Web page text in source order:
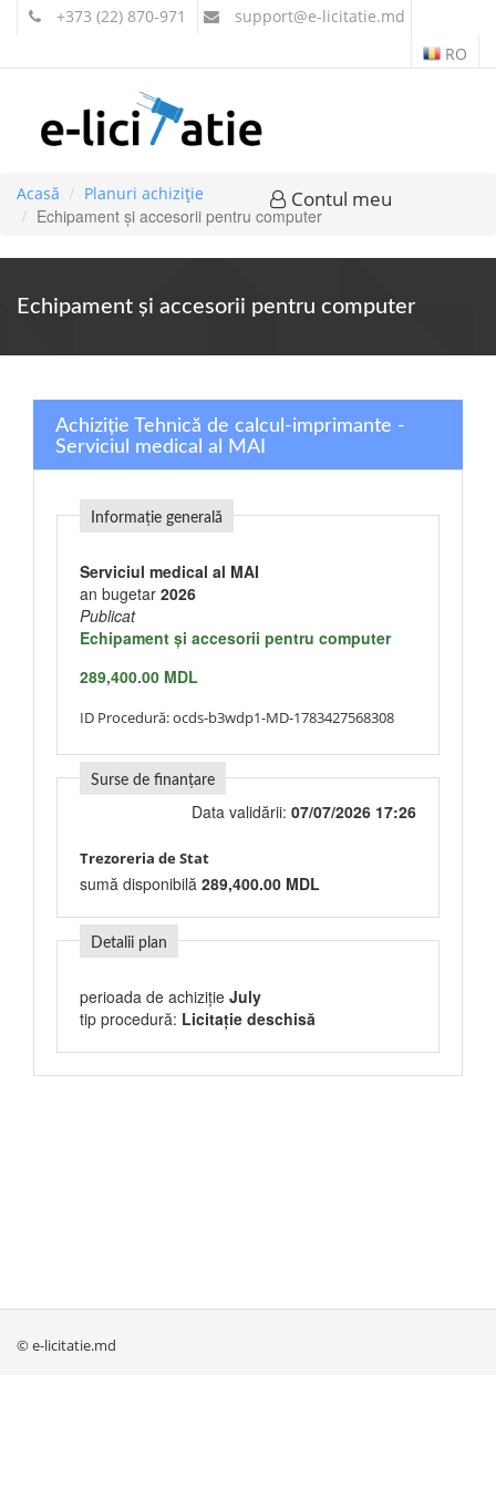
+373 (22) 870-971 support@e-licitatie.md
RO
Contul meu
Acasă Planuri achiziție
Echipament şi accesorii pentru computer
Echipament şi accesorii pentru computer
Achiziție Tehnică de calcul-imprimante -
Serviciul medical al MAI
Informație generală
Serviciul medical al MAI
an bugetar 2026
Publicat
Echipament şi accesorii pentru computer
289,400.00 MDL
ID Procedură:ocds-b3wdp1-MD-1783427568308
Surse de finanțare
Data validării: 07/07/2026 17:26
Trezoreria de Stat
sumă disponibilă 289,400.00 MDL
Detalii plan
perioada de achiziție July
tip procedură: Licitație deschisă
© e-licitatie.md